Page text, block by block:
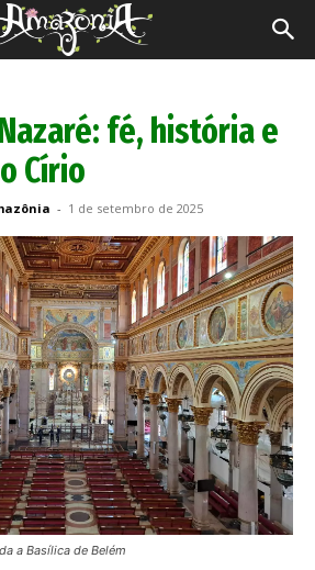
fé, história e
Círio
- 1 de setembro de 2025
a Basílica de Belém